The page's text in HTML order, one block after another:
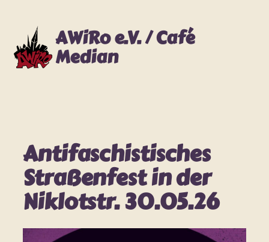
springen
AWiRo e.V. / Café
Median
Antifaschistisches
Straßenfest in der
Niklotstr. 30.05.26